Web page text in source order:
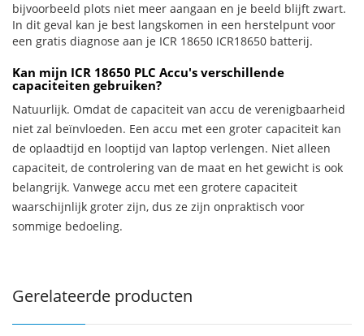
bijvoorbeeld plots niet meer aangaan en je beeld blijft zwart.
In dit geval kan je best langskomen in een herstelpunt voor
een gratis diagnose aan je ICR 18650 ICR18650 batterij.
Kan mijn ICR 18650 PLC Accu's verschillende
capaciteiten gebruiken?
Natuurlijk. Omdat de capaciteit van accu de verenigbaarheid
niet zal beïnvloeden. Een accu met een groter capaciteit kan
de oplaadtijd en looptijd van laptop verlengen. Niet alleen
capaciteit, de controlering van de maat en het gewicht is ook
belangrijk. Vanwege accu met een grotere capaciteit
waarschijnlijk groter zijn, dus ze zijn onpraktisch voor
sommige bedoeling.
Gerelateerde producten